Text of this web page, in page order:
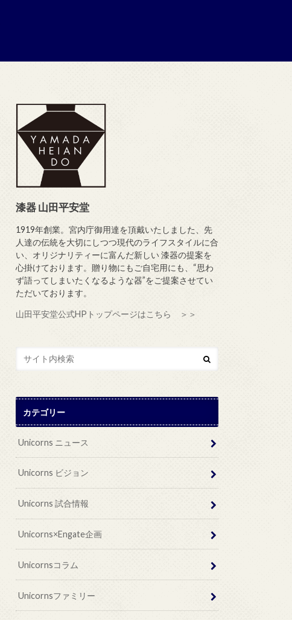
漆器 山田平安堂
1919年創業。宮内庁御用達を頂戴いたしました、先
人達の伝統を大切にしつつ現代のライフスタイルに合
い、オリジナリティーに富んだ新しい 漆器の提案を
心掛けております。贈り物にもご自宅用にも、“思わ
ず語ってしまいたくなるような器”をご提案させてい
ただいております。
山田平安堂公式HPトップページはこちら ＞＞
カテゴリー
Unicorns ニュース
Unicorns ビジョン
Unicorns 試合情報
Unicorns×Engate企画
Unicornsコラム
Unicornsファミリー